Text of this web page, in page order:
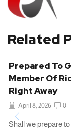
Related
Prepared To
Member Of
Right Away
April 8, 2026 0
Shall we prepare